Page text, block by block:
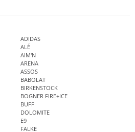
ADIDAS
ALÉ
AIM'N
ARENA
ASSOS
BABOLAT
BIRKENSTOCK
BOGNER FIRE+ICE
BUFF
DOLOMITE
E9
FALKE